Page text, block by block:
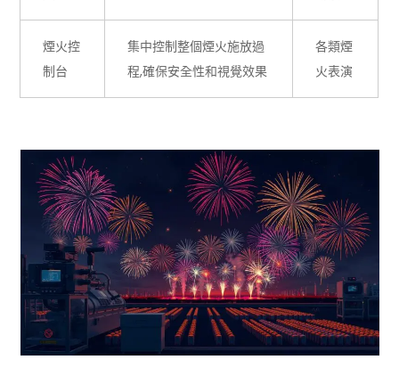
煙火控
制台
集中控制整個煙火施放過
程,確保安全性和視覺效果
各類煙
火表演